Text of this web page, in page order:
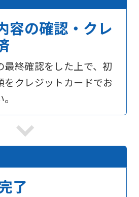
容の確認・クレ
最終確認をした上で、初
をクレジットカードでお
了